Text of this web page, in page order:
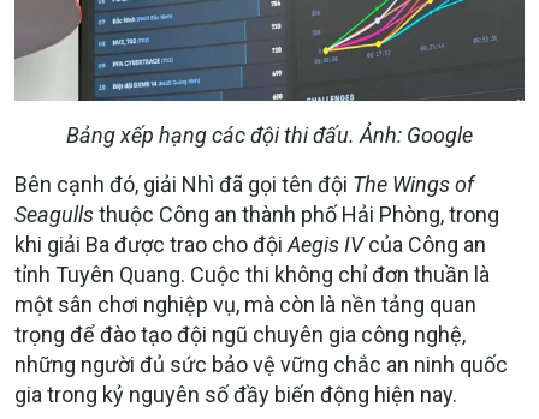
Bảng xếp hạng các đội thi đấu. Ảnh: Google
Bên cạnh đó, giải Nhì đã gọi tên đội The Wings of
Seagullsthuộc Công an thành phố Hải Phòng, trong
khi giải Ba được trao cho độiAegis IVcủa Công an
tỉnh Tuyên Quang. Cuộc thi không chỉ đơn thuần là
một sân chơi nghiệp vụ, mà còn là nền tảng quan
trọng để đào tạo đội ngũ chuyên gia công nghệ,
những người đủ sức bảo vệ vững chắc an ninh quốc
gia trong kỷ nguyên số đầy biến động hiện nay.